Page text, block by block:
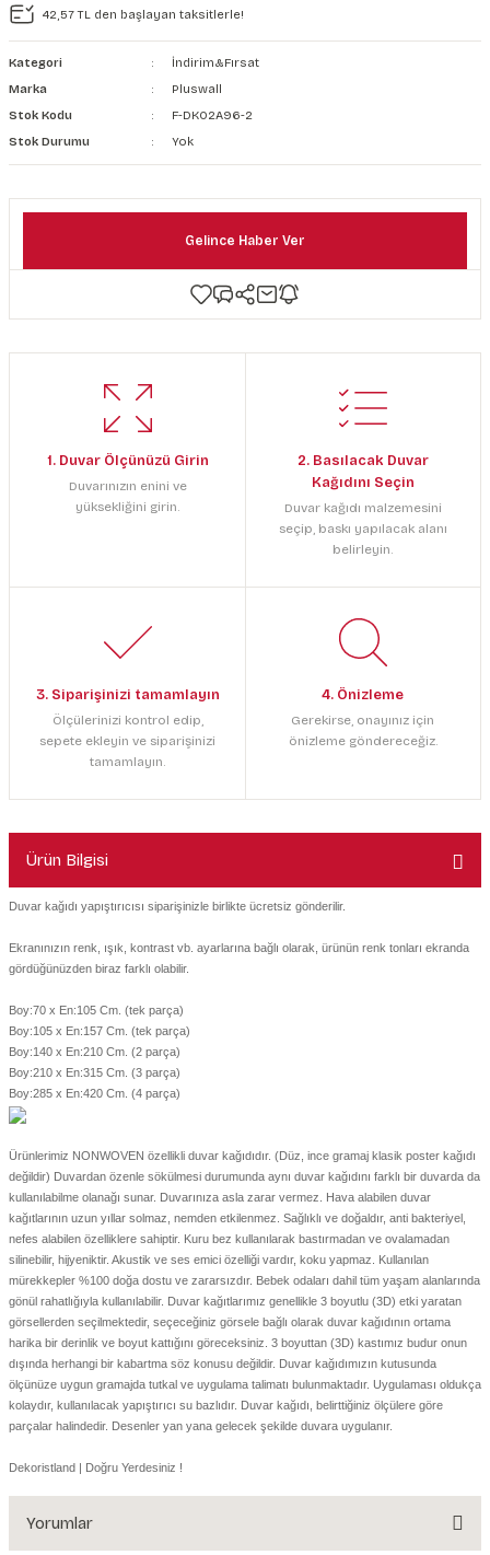
Duvar Kanvası
42,57 TL den başlayan taksitlerle!
Kategori
İndirim&Fırsat
Marka
Pluswall
Stok Kodu
F-DK02A96-2
Stok Durumu
Yok
Gelince Haber Ver
1. Duvar Ölçünüzü Girin
Duvarınızın enini ve
yüksekliğini girin.
2. Basılacak Duvar
Kağıdını Seçin
Duvar kağıdı malzemesini
seçip, baskı yapılacak alanı
belirleyin.
3. Siparişinizi tamamlayın
Ölçülerinizi kontrol edip,
sepete ekleyin ve siparişinizi
tamamlayın.
4. Önizleme
Gerekirse, onayınız için
önizleme göndereceğiz.
Ürün Bilgisi
Duvar kağıdı yapıştırıcısı siparişinizle birlikte ücretsiz gönderilir.
Ekranınızın renk, ışık, kontrast vb. ayarlarına bağlı olarak, ürünün renk tonları ekranda
gördüğünüzden biraz farklı olabilir.
Boy:70 x En:105 Cm. (tek parça)
Boy:105 x En:157 Cm. (tek parça)
Boy:140 x En:210 Cm. (2 parça)
Boy:210 x En:315 Cm. (3 parça)
Boy:285 x En:420 Cm. (4 parça)
Ürünlerimiz NONWOVEN özellikli duvar kağıdıdır. (Düz, ince gramaj klasik poster kağıdı
değildir) Duvardan özenle sökülmesi durumunda aynı duvar kağıdını farklı bir duvarda da
kullanılabilme olanağı sunar. Duvarınıza asla zarar vermez. Hava alabilen duvar
kağıtlarının uzun yıllar solmaz, nemden etkilenmez. Sağlıklı ve doğaldır, anti bakteriyel,
nefes alabilen özelliklere sahiptir. Kuru bez kullanılarak bastırmadan ve ovalamadan
silinebilir, hijyeniktir. Akustik ve ses emici özelliği vardır, koku yapmaz. Kullanılan
mürekkepler %100 doğa dostu ve zararsızdır. Bebek odaları dahil tüm yaşam alanlarında
gönül rahatlığıyla kullanılabilir. Duvar kağıtlarımız genellikle 3 boyutlu (3D) etki yaratan
görsellerden seçilmektedir, seçeceğiniz görsele bağlı olarak duvar kağıdının ortama
harika bir derinlik ve boyut kattığını göreceksiniz. 3 boyuttan (3D) kastımız budur onun
dışında herhangi bir kabartma söz konusu değildir. Duvar kağıdımızın kutusunda
ölçünüze uygun gramajda tutkal ve uygulama talimatı bulunmaktadır. Uygulaması oldukça
kolaydır, kullanılacak yapıştırıcı su bazlıdır. Duvar kağıdı, belirttiğiniz ölçülere göre
parçalar halindedir. Desenler yan yana gelecek şekilde duvara uygulanır.
Dekoristland | Doğru Yerdesiniz !
Yorumlar